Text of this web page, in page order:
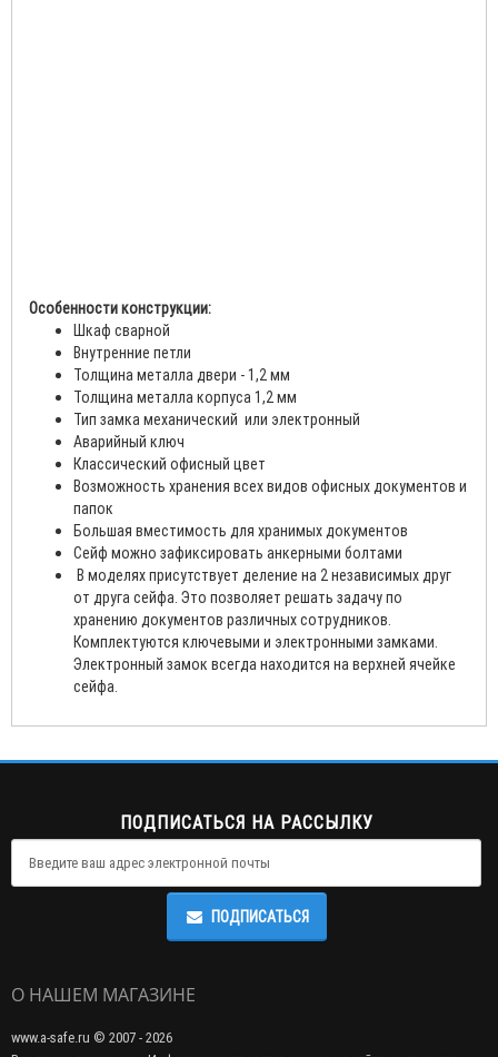
Особенности конструкции:
Шкаф сварной
Внутренние петли
Толщина металла двери - 1,2 мм
Толщина металла корпуса 1,2 мм
Тип замка механический или электронный
Аварийный ключ
Классический офисный цвет
Возможность хранения всех видов офисных документов и
папок
Большая вместимость для хранимых документов
Сейф можно зафиксировать анкерными болтами
В моделях присутствует деление на 2 независимых друг
от друга сейфа. Это позволяет решать задачу по
хранению документов различных сотрудников.
Комплектуются ключевыми и электронными замками.
Электронный замок всегда находится на верхней ячейке
сейфа.
ПОДПИСАТЬСЯ НА РАССЫЛКУ
ПОДПИСАТЬСЯ
О НАШЕМ МАГАЗИНЕ
www.a-safe.ru © 2007 - 2026